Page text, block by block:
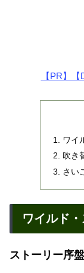
【PR】
ワイ
吹き
さい
ワイルド
ストーリー序盤